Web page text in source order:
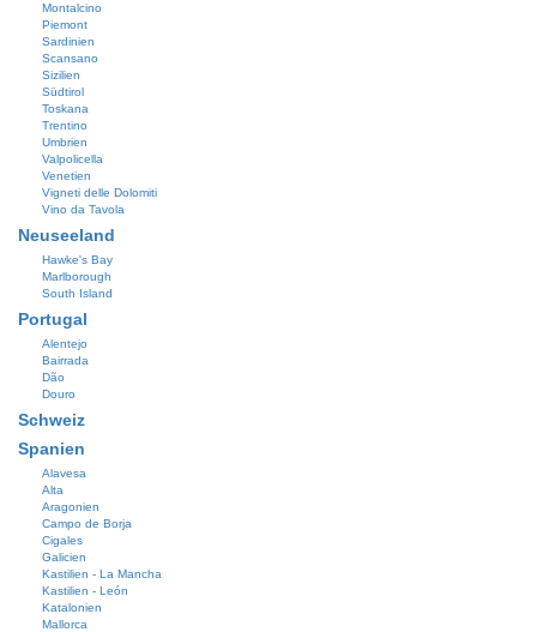
Montalcino
Piemont
Sardinien
Scansano
Sizilien
Südtirol
Toskana
Trentino
Umbrien
Valpolicella
Venetien
Vigneti delle Dolomiti
Vino da Tavola
Neuseeland
Hawke's Bay
Marlborough
South Island
Portugal
Alentejo
Bairrada
Dão
Douro
Schweiz
Spanien
Alavesa
Alta
Aragonien
Campo de Borja
Cigales
Galicien
Kastilien - La Mancha
Kastilien - León
Katalonien
Mallorca